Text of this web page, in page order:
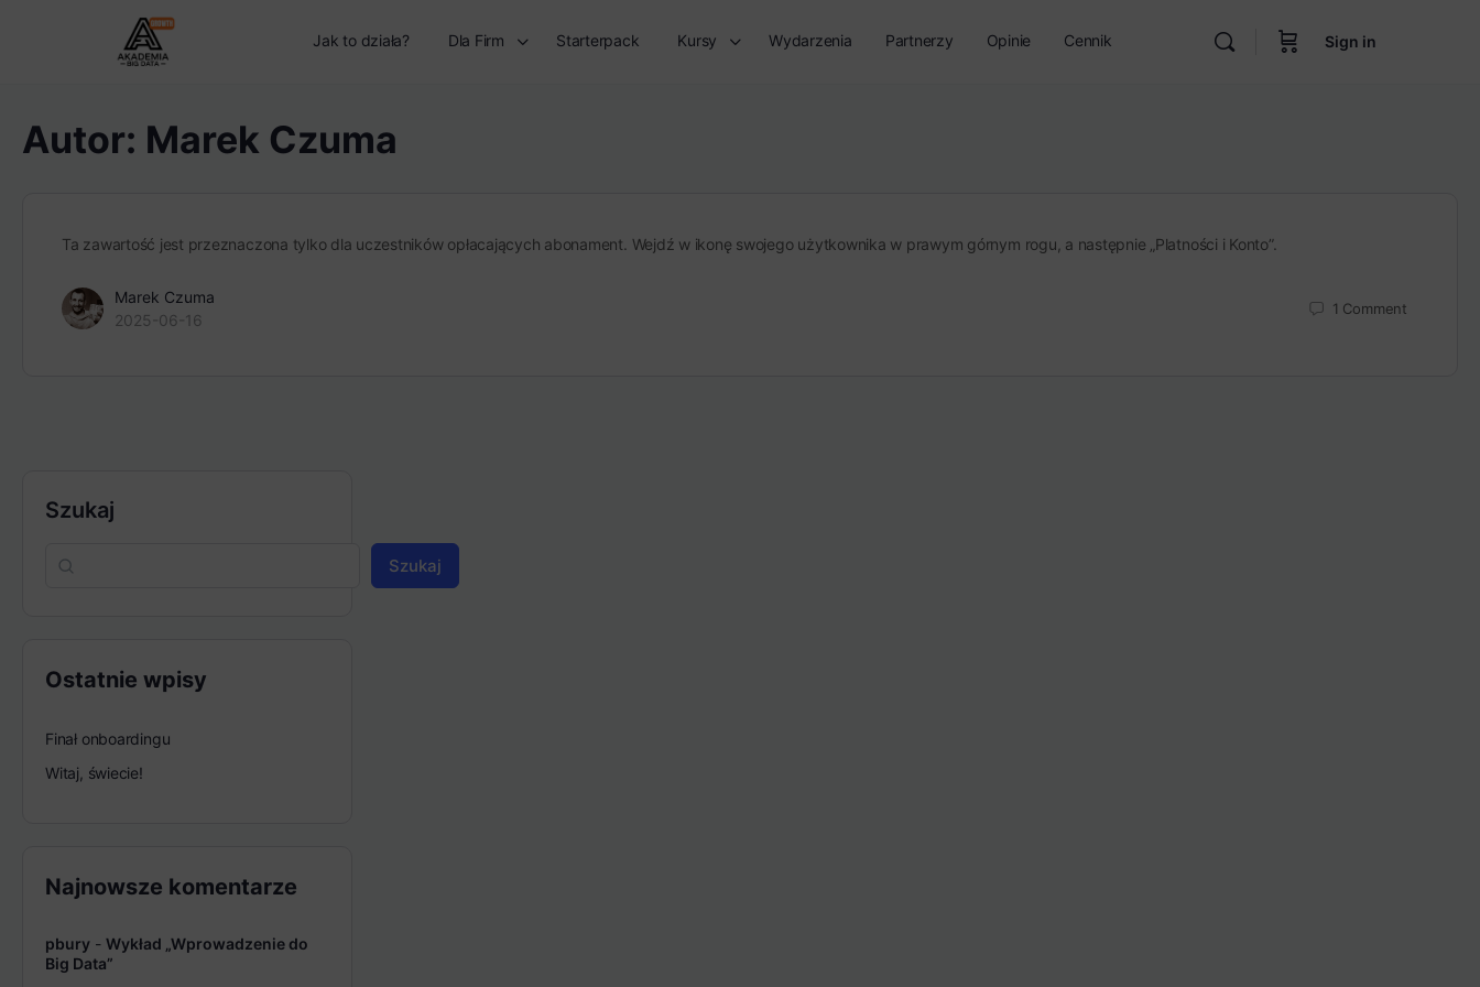
Jak to działa? Dla Firm Starterpack Kursy Wydarzenia Partnerzy Opinie Cennik Sign in
Autor: Marek Czuma
Ta zawartość jest przeznaczona tylko dla uczestników opłacających abonament. Wejdź w ikonę swojego użytkownika w prawym górnym rogu, a następnie „Platności i Konto”.
Marek Czuma
2025-06-16
1 Comment
Szukaj
Szukaj
Ostatnie wpisy
Finał onboardingu
Witaj, świecie!
Najnowsze komentarze
pbury - Wykład „Wprowadzenie do
Big Data”